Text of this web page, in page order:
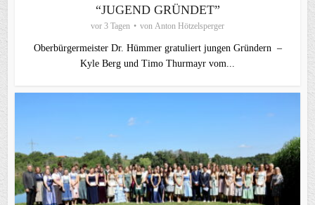
“JUGEND GRÜNDET”
vor 3 Tagen von Anton Hötzelsperger
Oberbürgermeister Dr. Hümmer gratuliert jungen Gründern –
Kyle Berg und Timo Thurmayr vom...